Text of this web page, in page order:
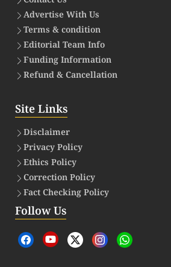
Advertise With Us
Terms & condition
Editorial Team Info
Funding Information
Refund & Cancellation
Site Links
Disclaimer
Privacy Policy
Ethics Policy
Correction Policy
Fact Checking Policy
Follow Us